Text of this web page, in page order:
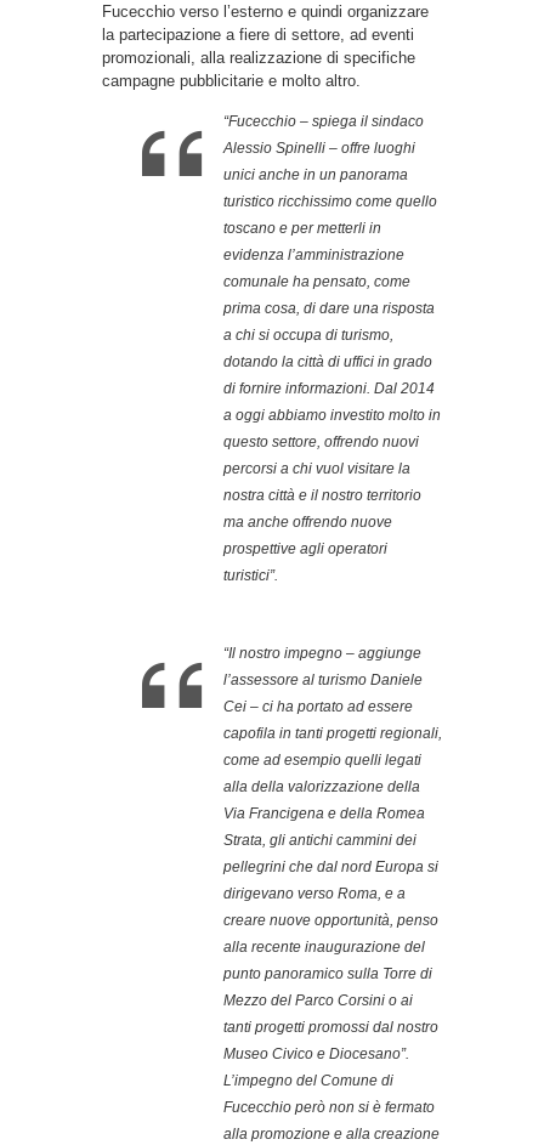
Fucecchio verso l’esterno e quindi organizzare
la partecipazione a fiere di settore, ad eventi
promozionali, alla realizzazione di specifiche
campagne pubblicitarie e molto altro.
“Fucecchio – spiega il sindaco
Alessio Spinelli – offre luoghi
unici anche in un panorama
turistico ricchissimo come quello
toscano e per metterli in
evidenza l’amministrazione
comunale ha pensato, come
prima cosa, di dare una risposta
a chi si occupa di turismo,
dotando la città di uffici in grado
di fornire informazioni. Dal 2014
a oggi abbiamo investito molto in
questo settore, offrendo nuovi
percorsi a chi vuol visitare la
nostra città e il nostro territorio
ma anche offrendo nuove
prospettive agli operatori
turistici”.
“Il nostro impegno – aggiunge
l’assessore al turismo Daniele
Cei – ci ha portato ad essere
capofila in tanti progetti regionali,
come ad esempio quelli legati
alla della valorizzazione della
Via Francigena e della Romea
Strata, gli antichi cammini dei
pellegrini che dal nord Europa si
dirigevano verso Roma, e a
creare nuove opportunità, penso
alla recente inaugurazione del
punto panoramico sulla Torre di
Mezzo del Parco Corsini o ai
tanti progetti promossi dal nostro
Museo Civico e Diocesano”.
L’impegno del Comune di
Fucecchio però non si è fermato
alla promozione e alla creazione